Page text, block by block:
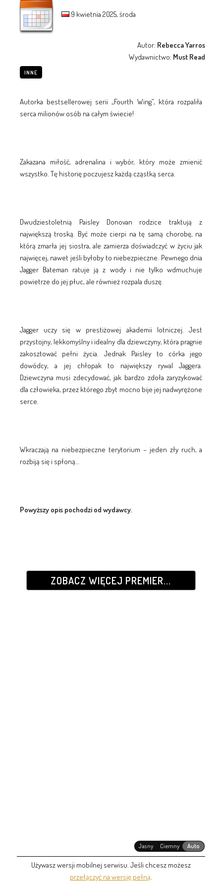
9 kwietnia 2025, środa
Autor: Rebecca Yarros
Wydawnictwo: Must Read
INNE
Autorka bestsellerowej serii „Fourth Wing”, która rozpaliła
serca milionów osób na całym świecie!
Zakazana miłość, adrenalina i wybór, który może zmienić
wszystko. Tę historię poczujesz każdą cząstką serca.
Dwudziestoletnią Paisley Donovan rodzice traktują z
największą troską. Być może cierpi na tę samą chorobę, na
którą zmarła jej siostra, ale zamierza doświadczyć w życiu jak
najwięcej, nawet jeśli byłoby to niebezpieczne. Pewnego dnia
Jagger Bateman ratuje ją z wody i nie tylko wdmuchuje
powietrze do jej płuc, ale również rozpala duszę.
Jagger uczy się w prestiżowej akademii lotniczej. Jest
przystojny, lekkomyślny i idealny dla dziewczyny, która pragnie
zakosztować pełni życia. Jednak Paisley to córka jego
dowódcy, a jej chłopak to największy rywal Jaggera.
Dziewczyna musi zdecydować, jak bardzo zdoła zaryzykować
dla człowieka, przez którego zbyt mocno bije jej nadwyrężone
serce.
Wkraczają na niebezpieczne terytorium – jeden zły ruch, a
rozbiją się i spłoną…
Powyższy opis pochodzi od wydawcy.
ZOBACZ WIĘCEJ PREMIER...
Jasny Ciemny Auto
Używasz wersji mobilnej serwisu. Jeśli chcesz możesz
przełączyć na wersję pełną